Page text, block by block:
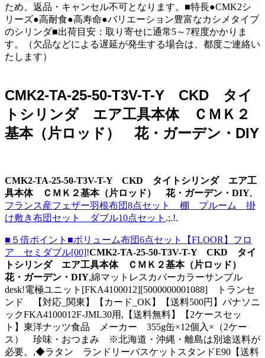
ため、返品・キャンセル不可となります。■特長●CMK2シ
リーズ●高耐食●高寿命●バリエーション豊富なカシメタイプ
のシリンダ■出荷目安：取り寄せに通常5～7程度かかりま
す。（欠品などによる遅延が発生する場合は、都度ご連絡い
たします）
CMK2-TA-25-50-T3V-T-Y CKD タイ
トシリンダ エア工具本体 ＣＭＫ２
基本（片ロッド） 花・ガーデン・DIY
CMK2-TA-25-50-T3V-T-Y CKD タイトシリンダ エア工
具本体 ＣＭＫ２基本（片ロッド） 花・ガーデン・DIY,
フランス産フェザー羽根布団8点セット 棚 プルーム 掛
け敷き布団セット ダブル10点セット .;.!.
■５倍ポイント■ボリューム布団6点セット【FLOOR】フロ
ア セミダブル[00]!CMK2-TA-25-50-T3V-T-Y CKD タイ
トシリンダ エア工具本体 ＣＭＫ２基本（片ロッド）
花・ガーデン・DIY,綿マットレスカバーカラーサンプル
desk!電極ユニット[FKA4100012][5000000001088] トランセ
ンド 【対応_関東】【カード_OK】【送料500円】パナソニ
ックFKA4100012F-JML30用,【送料無料】【2ケースセッ
ト】東洋ナッツ食品 メーカー 355g缶×12個入×（2ケー
ス） 珍味・おつまみ ※北海道・沖縄・離島は別途送料が
必要。,◆ラタン ランドリーバスケットスタンドE90【送料